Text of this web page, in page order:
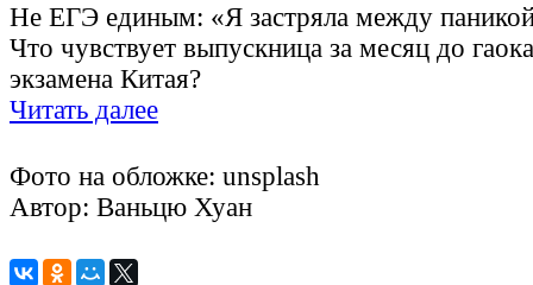
Не ЕГЭ единым: «Я застряла между
Что чувствует выпускница за месяц до
экзамена Китая?
Читать далее
Фото на обложке: unsplash
Автор: Ваньцю Хуан